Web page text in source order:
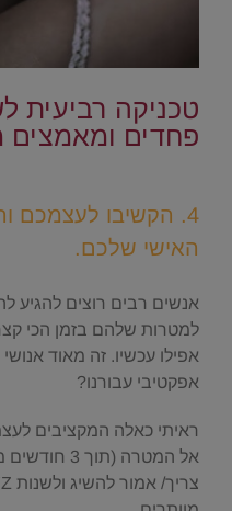
טכניקה רביעית
פחדים ומאמצים
4. הקשיבו לעצמכם
האישי שלכם.
אנשים רבים רוצים להגיע
למטרות שלהם בזמן הכי
אפילו עכשיו. זה מאוד
אפקטיבי עבורנו?
ראיתי כאלה המקציבים
אל המטרה (תוך 3 חודשים מהיום אני